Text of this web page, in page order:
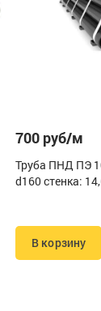
700 руб/м
Труба ПНД ПЭ
d160 стенка:
В корзину